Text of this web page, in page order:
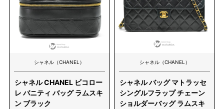
シャネル（CHANEL）
シャネル CHANEL ビコロー
レ バニティ バッグ ラムスキ
ン ブラック
シャネル（CHANEL）
シャネル バッグ マトラッセ
シングルフラップ チェーン
ショルダーバッグ ラムスキ